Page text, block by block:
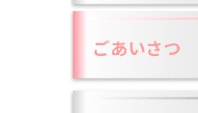
ごあいさつ